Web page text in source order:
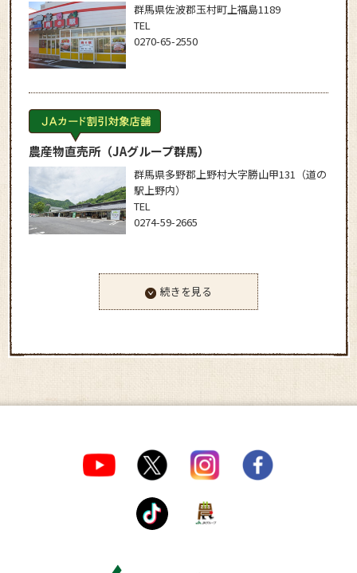
群馬県佐波郡玉村町上福島1189
TEL
0270-65-2550
農産物直売所（JAグループ群馬）
群馬県多野郡上野村大字勝山甲131（道の
駅上野内）
TEL
0274-59-2665
続きを見る